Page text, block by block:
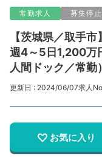
常勤求人 募集停止
【茨城県／取手
週4～5日1,200万
人間ドック／常勤）
更新日 : 2024/06/07求人
お気に入り